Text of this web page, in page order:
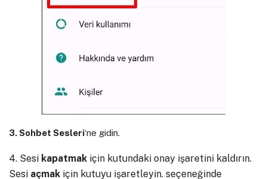
3. Sohbet Sesleri‘ne gidin.
4. Sesi kapatmak için kutundaki onay işaretini kaldırın.
Sesi açmak için kutuyu işaretleyin. seçeneğinde